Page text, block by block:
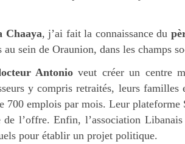
Chaaya, j’ai fait la connaissance du
au sein de Oraunion, dans les champs
Antonio veut créer un centre
y compris retraités, leurs familles
700 emplois par mois. Leur plateforme
de l’offre. Enfin, l’association
pour établir un projet politique.